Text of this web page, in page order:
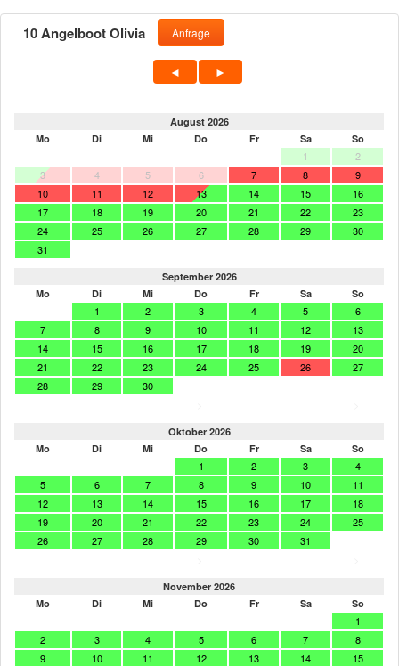
10 Angelboot Olivia Anfrage
August 2026
Mo
Di Mi Do Fr Sa So
1
2
3
4 5 6 7 8
9
10
11 12 13 14 15
16
17
18 19 20 21 22
23
24
25 26 27 28 29
30
31
September 2026
Mo
Di Mi Do Fr Sa So
1 2 3 4 5
6
7
8 9 10 11 12
13
14
15 16 17 18 19
20
21
22 23 24 25 26
27
28
29
30
Oktober 2026
Mo
Di Mi Do Fr Sa So
1 2 3
4
5
6 7 8 9 10
11
12
13 14 15 16 17
18
19
20 21 22 23 24
25
26
27 28 29 30
31
November 2026
Mo
Di Mi Do Fr Sa So
1
2
3 4 5 6 7
8
9
10 11 12 13 14
15